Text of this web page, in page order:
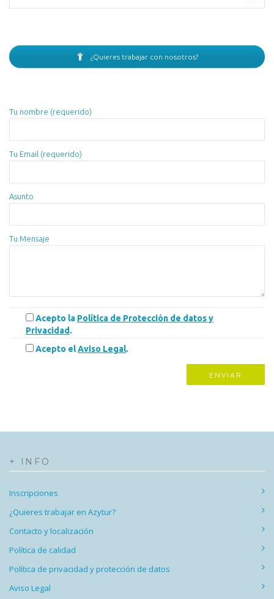
¿Quieres trabajar con nosotros?
Tu nombre (requerido)
Tu Email (requerido)
Asunto
Tu Mensaje
Acepto la Política de Protección de datos y
Privacidad .
Acepto elAviso Legal.
+ INFO
Inscripciones
¿Quieres trabajar en Azytur?
Contacto y localización
Política de calidad
Política de privacidad y protección de datos
Aviso Legal